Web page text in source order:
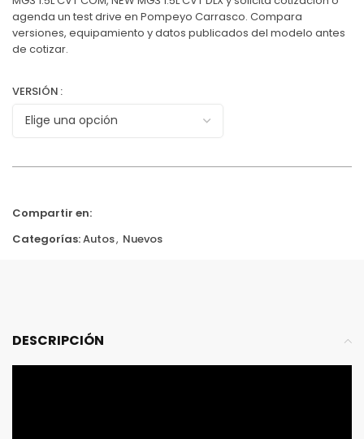
agenda un test drive en Pompeyo Carrasco. Compara
versiones, equipamiento y datos publicados del modelo antes
de cotizar.
VERSIÓN
Compartir en:
Categorías:Autos, Nuevos
DESCRIPCIÓN